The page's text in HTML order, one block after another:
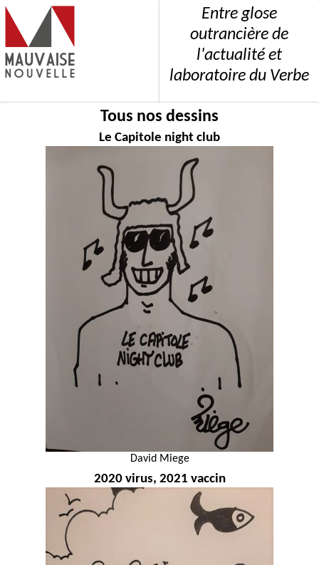
Entre glose
outrancière de
l'actualité et
laboratoire du Verbe
Tous nos dessins
Le Capitole night club
David Miege
2020 virus, 2021 vaccin